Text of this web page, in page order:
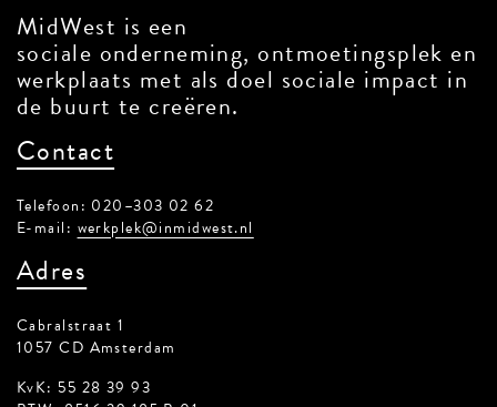
MidWest is een
sociale onderneming, ontmoetingsplek en
werkplaats met als doel sociale impact in
de buurt te creëren.
Contact
Telefoon: 020–303 02 62
E-mail: werkplek@inmidwest.nl
Adres
Cabralstraat 1
1057 CD Amsterdam
KvK: 55 28 39 93